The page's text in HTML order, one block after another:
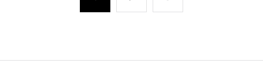
p
k